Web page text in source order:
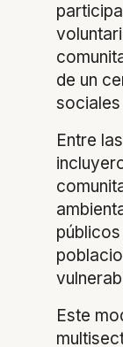
de un
Entre
Este